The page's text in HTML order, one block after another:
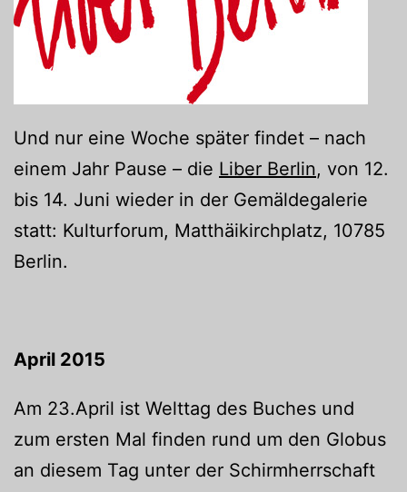
Und nur eine Woche später findet – nach
einem Jahr Pause – die Liber Berlin, von 12.
bis 14. Juni wieder in der Gemäldegalerie
statt: Kulturforum, Matthäikirchplatz, 10785
Berlin.
April 2015
Am 23.April ist Welttag des Buches und
zum ersten Mal finden rund um den Globus
an diesem Tag unter der Schirmherrschaft